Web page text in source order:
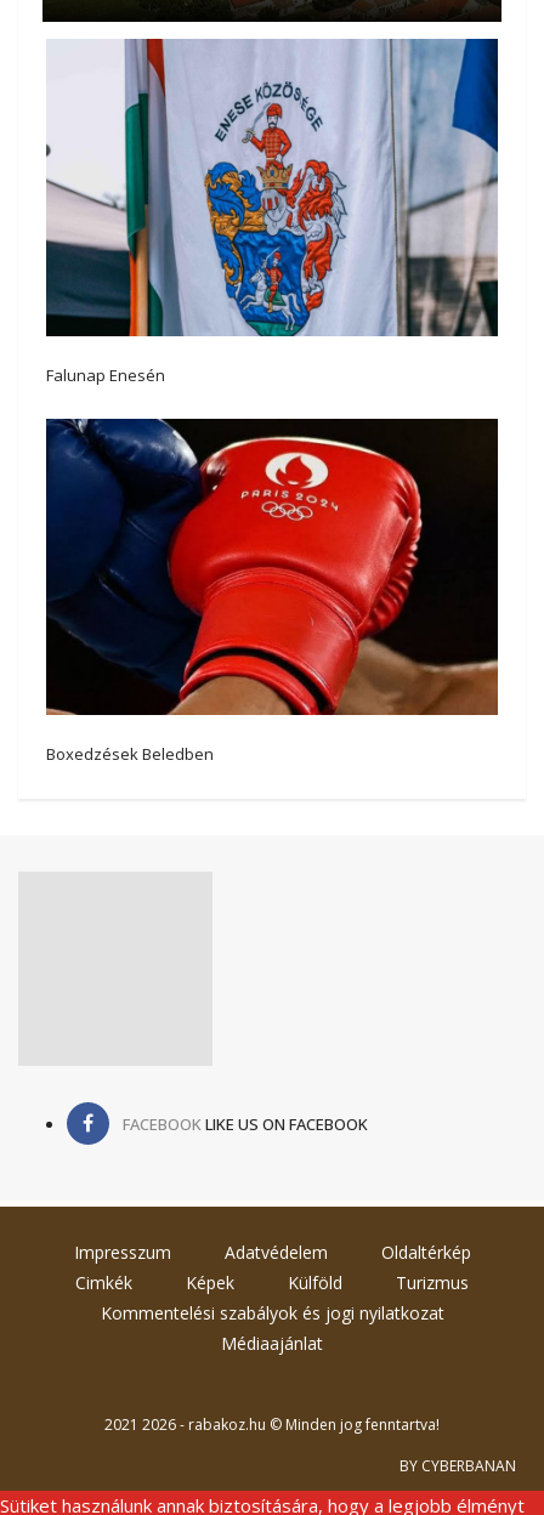
Falunap Enesén
Boxedzések Beledben
FACEBOOKLIKE US ON FACEBOOK
Impresszum Adatvédelem
Oldaltérkép
Cimkék
Képek Külföld
Turizmus
Kommentelési szabályok és jogi nyilatkozat
Médiaajánlat
2021 2026 - rabakoz.hu © Minden jog fenntartva!
BY CYBERBANAN
Sütiket használunk annak biztosítására, hogy a legjobb élményt